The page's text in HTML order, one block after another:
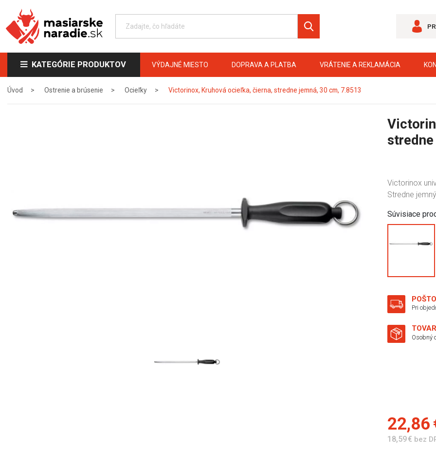
KATEGÓRIE PRODUKTOV VÝDAJNÉ MIESTO DOPRAVA A PLATBA VRÁTENIE A REKLAMÁCIA
Úvod Ostrenie a brúsenie Ocieľky Victorinox, Kruhová ocieľka, čierna, stredne jemná, 30 cm, 7.8513
Victorinox
Stredne
Súvisiace
Pri
Osobný
18,59 € bez